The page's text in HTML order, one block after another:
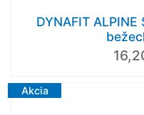
DYNAFIT
Akcia